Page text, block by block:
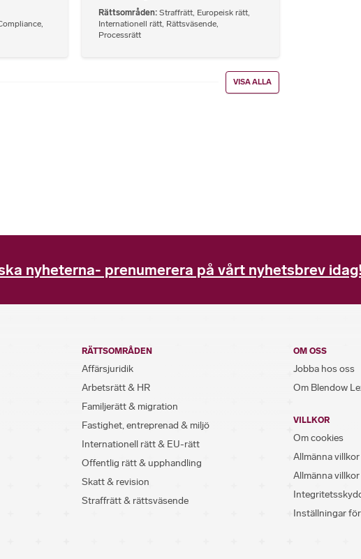
,
Rättsområden Straffrätt Europeisk rätt
Internationell rätt Rättsväsende
Processrätt
VISA ALLA
nyheterna- prenumerera på vårt nyhetsbrev idag!
RÄTTSOMRÅDEN
Affärsjuridik
Arbetsrätt & HR
Familjerätt & migration
Fastighet, entreprenad & miljö
Internationell rätt & EU-rätt
Offentlig rätt & upphandling
Skatt & revision
Straffrätt & rättsväsende
OM OSS
Jobba hos oss
Om Blendow
VILLKOR
Om cookies
Allmänna villkor
Allmänna
Inställningar